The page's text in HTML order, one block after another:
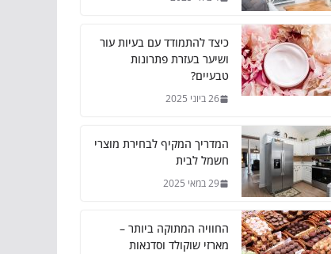
כיצד להתמודד עם בעיות עור
ושיער בעזרת פתרונות
טבעיים?
26 ביוני 2025
המדריך המקיף לבחירת מוצרי
חשמל לבית
29 במאי 2025
החוויה המתוקה ביותר –
מארזי שוקולד וסדנאות